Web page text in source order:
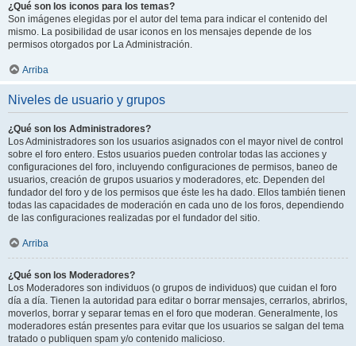
¿Qué son los iconos para los temas?
Son imágenes elegidas por el autor del tema para indicar el contenido del
mismo. La posibilidad de usar iconos en los mensajes depende de los
permisos otorgados por La Administración.
Arriba
Niveles de usuario y grupos
¿Qué son los Administradores?
Los Administradores son los usuarios asignados con el mayor nivel de control
sobre el foro entero. Estos usuarios pueden controlar todas las acciones y
configuraciones del foro, incluyendo configuraciones de permisos, baneo de
usuarios, creación de grupos usuarios y moderadores, etc. Dependen del
fundador del foro y de los permisos que éste les ha dado. Ellos también tienen
todas las capacidades de moderación en cada uno de los foros, dependiendo
de las configuraciones realizadas por el fundador del sitio.
Arriba
¿Qué son los Moderadores?
Los Moderadores son individuos (o grupos de individuos) que cuidan el foro
día a día. Tienen la autoridad para editar o borrar mensajes, cerrarlos, abrirlos,
moverlos, borrar y separar temas en el foro que moderan. Generalmente, los
moderadores están presentes para evitar que los usuarios se salgan del tema
tratado o publiquen spam y/o contenido malicioso.